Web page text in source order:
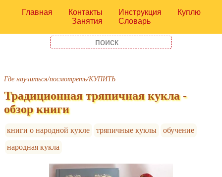
Главная Контакты Инструкция
Куплю
Занятия
Словарь
Где научиться/посмотреть/КУПИТЬ
Традиционная тряпичная кукла -
обзор книги
книги о народной кукле тряпичные куклы
обучение
народная кукла